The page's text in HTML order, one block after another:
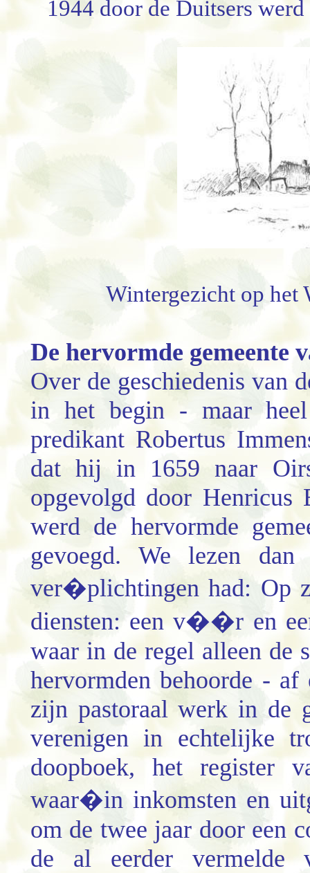
1944 door de Duitsers
Wintergezicht op het
De hervormde gemeente
Over de geschiedenis van
in het begin - maar
predikant Robertus
dat hij in 1659 naar
opgevolgd door Henricus
werd de hervormde
gevoegd. We lezen
ver�plichtingen had: Op
diensten: een v��r en
waar in de regel alleen de
hervormden behoorde -
zijn pastoraal werk in de
verenigen in echtelijke
doopboek, het register
waar�in inkomsten en
om de twee jaar door een
de al eerder vermelde